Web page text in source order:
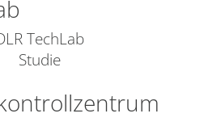
TechLab
Studie